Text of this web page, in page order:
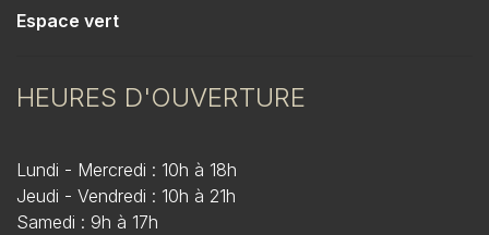
Espace vert
HEURES D'OUVERTURE
Lundi - Mercredi : 10h à 18h
Jeudi - Vendredi : 10h à 21h
Samedi : 9h à 17h